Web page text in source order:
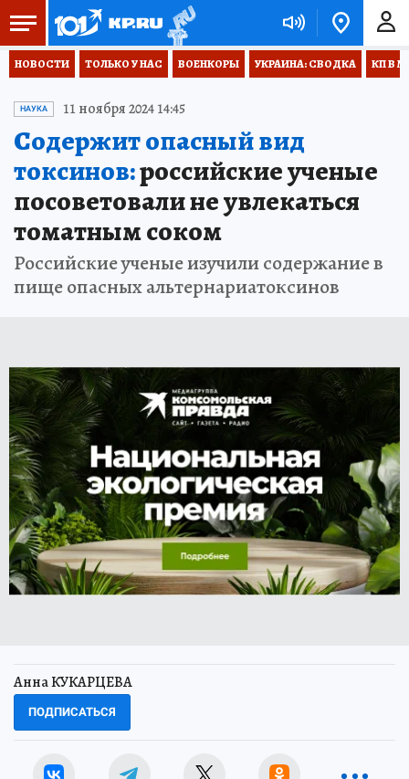
НОВОСТИ ТОЛЬКО У НАС ВОЕНКОРЫ УКРАИНА: СВОДКА КП В
НАУКА 11 ноября 2024 14:45
Содержит опасный вид
токсинов:российские ученые
посоветовали не увлекаться
томатным соком
Российские ученые изучили содержание в
пище опасных альтернариатоксинов
Анна КУКАРЦЕВА
ПОДПИСАТЬСЯ